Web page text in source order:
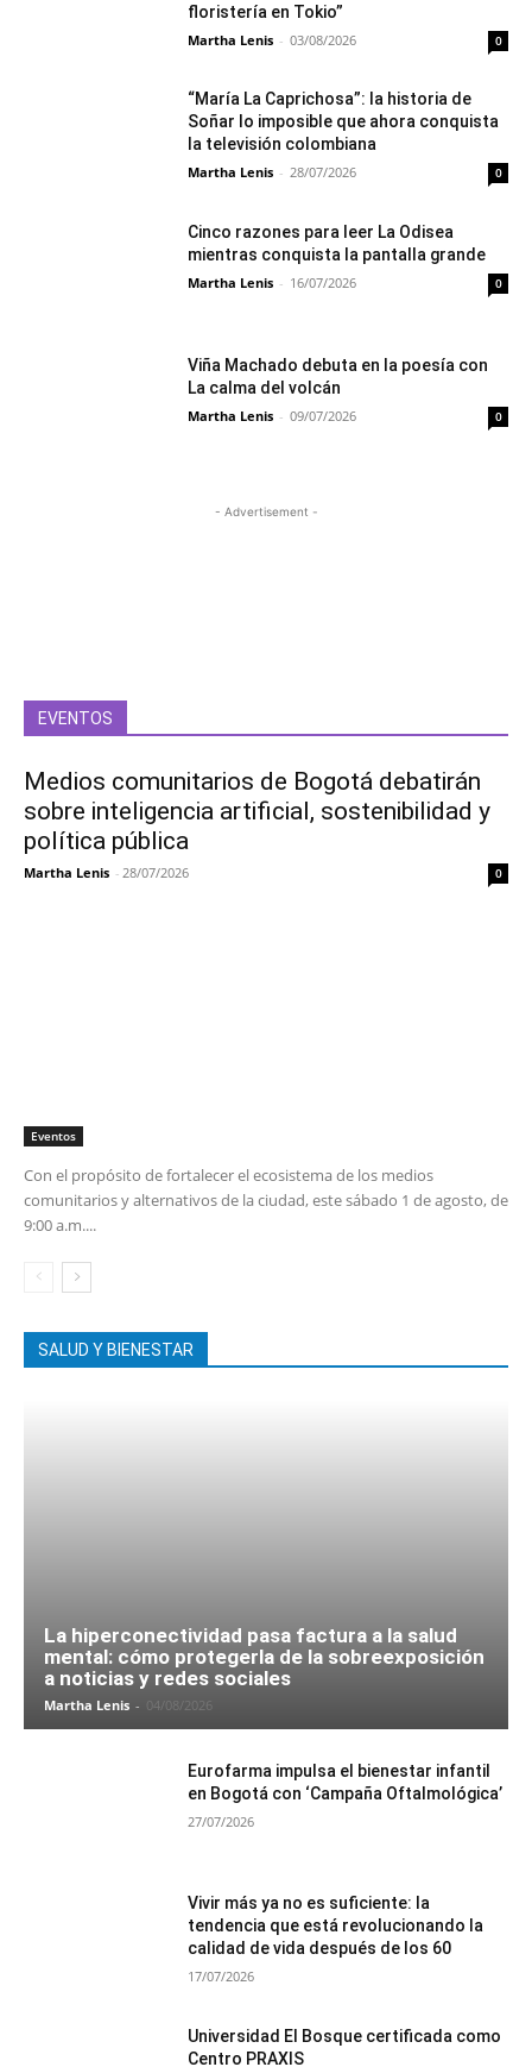
floristería en Tokio”
Martha Lenis - 03/08/2026 0
“María La Caprichosa”: la historia de
Soñar lo imposible que ahora conquista
la televisión colombiana
Martha Lenis - 28/07/2026 0
Cinco razones para leer La Odisea
mientras conquista la pantalla grande
Martha Lenis - 16/07/2026 0
Viña Machado debuta en la poesía con
La calma del volcán
Martha Lenis - 09/07/2026 0
- Advertisement -
EVENTOS
Medios comunitarios de Bogotá debatirán
sobre inteligencia artificial, sostenibilidad y
política pública
Martha Lenis - 28/07/2026 0
Eventos
Con el propósito de fortalecer el ecosistema de los medios
comunitarios y alternativos de la ciudad, este sábado 1 de agosto, de
9:00 a.m....
SALUD Y BIENESTAR
La hiperconectividad pasa factura a la salud
mental: cómo protegerla de la sobreexposición
a noticias y redes sociales
Martha Lenis - 04/08/2026
Eurofarma impulsa el bienestar infantil
en Bogotá con ‘Campaña Oftalmológica’
27/07/2026
Vivir más ya no es suficiente: la
tendencia que está revolucionando la
calidad de vida después de los 60
17/07/2026
Universidad El Bosque certificada como
Centro PRAXIS